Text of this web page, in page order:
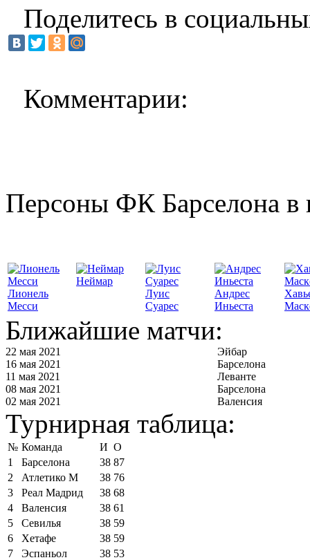
Поделитесь в
Комментарии:
Персоны ФК Барселона в
Лионель
Месси
Неймар
Луис
Суарес
Андрес
Иньеста
Ближайшие матчи:
22 мая 2021
Эйбар
16 мая 2021
Барселона
11 мая 2021
Леванте
08 мая 2021
Барселона
02 мая 2021
Валенсия
Турнирная таблица:
№ Команда И О
1
Барселона 38 87
2
Атлетико М 38 76
3
Реал Мадрид 38 68
4
Валенсия 38 61
5
Севилья 38 59
6
Хетафе 38 59
7
Эспаньол 38 53